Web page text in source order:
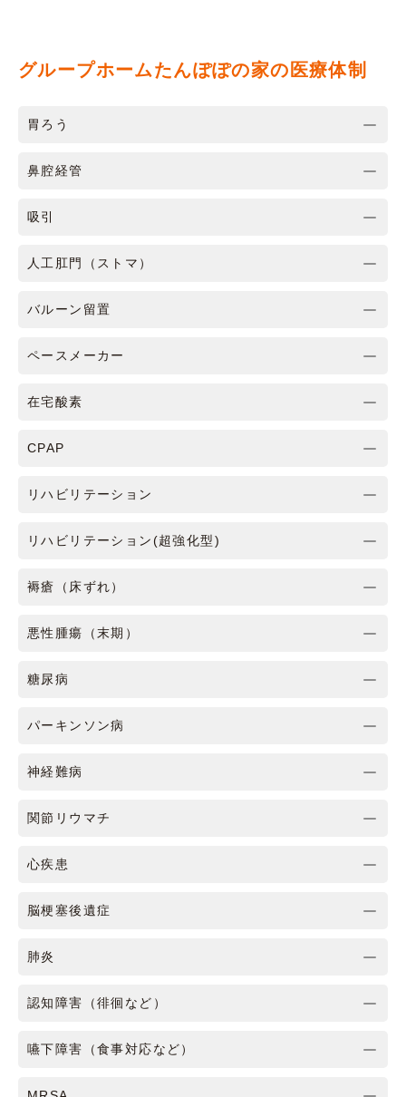
グループホームたんぽぽの家の医療体制
胃ろう
鼻腔経管
吸引
人工肛門（ストマ）
バルーン留置
ペースメーカー
在宅酸素
CPAP
リハビリテーション
リハビリテーション(超強化型)
褥瘡（床ずれ）
悪性腫瘍（末期）
糖尿病
パーキンソン病
神経難病
関節リウマチ
心疾患
脳梗塞後遺症
肺炎
認知障害（徘徊など）
嚥下障害（食事対応など）